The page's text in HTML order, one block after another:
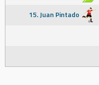
15. Juan Pintado